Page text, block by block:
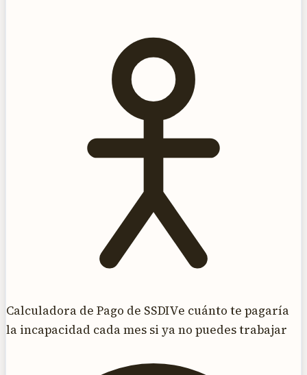
Calculadora de Pago de SSDIVe cuánto te pagaría
la incapacidad cada mes si ya no puedes trabajar